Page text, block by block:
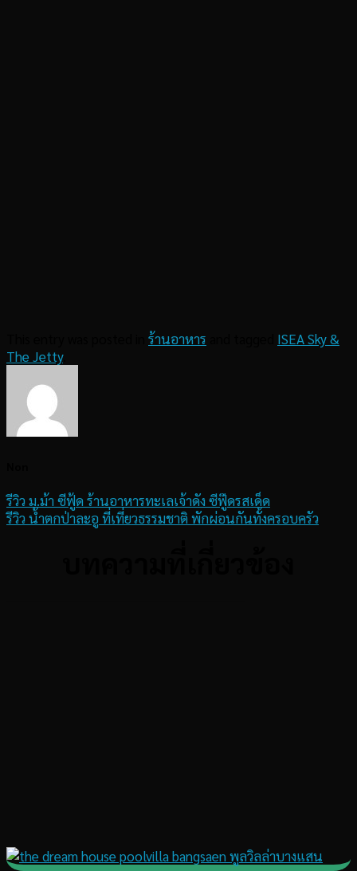
ร้านอาหาร
ISEA Sky &
The Jetty.
รีวิว ม.ม้า ซีฟู้ด ร้านอาหารทะเลเจ้าดัง ซีฟู๊ดรสเด็ด
รีวิว น้ำตกป่าละอู ที่เที่ยวธรรมชาติ พักผ่อนกันทั้งครอบครัว